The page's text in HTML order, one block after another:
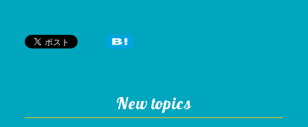
New topics